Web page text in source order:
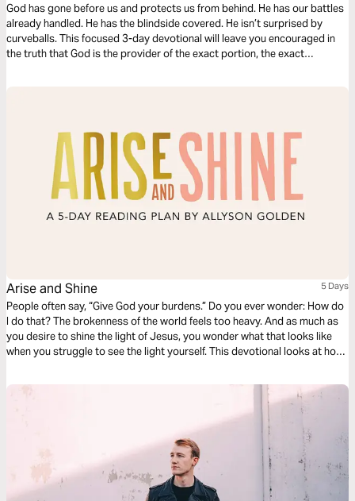
God has gone before us and protects us from behind. He has our battles
already handled. He has the blindside covered. He isn’t surprised by
curveballs. This focused 3-day devotional will leave you encouraged in
the truth that God is the provider of the exact portion, the exact
Arise and Shine 5 Days
People often say, “Give God your burdens.” Do you ever wonder: How do
I do that? The brokenness of the world feels too heavy. And as much as
you desire to shine the light of Jesus, you wonder what that looks like
when you struggle to see the light yourself. This devotional looks at how